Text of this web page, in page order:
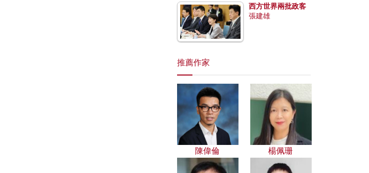
西方世界兩批政客
張建雄
推薦作家
陳偉倫 楊佩珊